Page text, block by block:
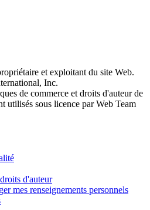
et exploitant du site Web.
Inc.
de commerce et droits d'auteur de
utilisés sous licence par Web Team
d'auteur
mes renseignements personnels